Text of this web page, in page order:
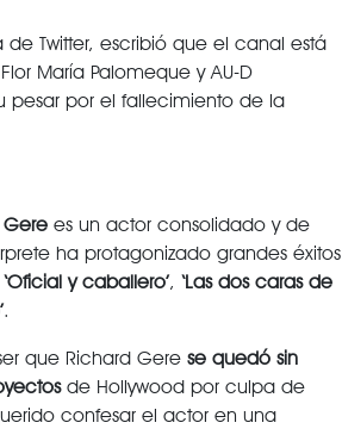
Twitter, escribió que el canal está
María Palomeque y AU-D
pesar por el fallecimiento de la
Gere es un actor consolidado y de
ha protagonizado grandes éxitos
‘Oficial y caballero’, ‘Las dos caras de
.
que Richard Gere se quedó sin
de Hollywood por culpa de
confesar el actor en una